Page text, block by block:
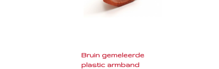
Bruin gemeleerde
plastic armband